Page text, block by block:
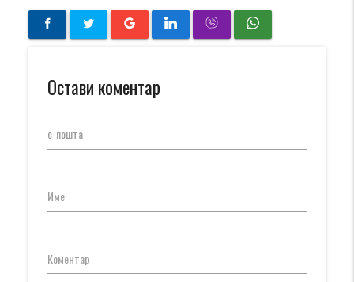
Остави коментар
е-пошта
Име
Коментар